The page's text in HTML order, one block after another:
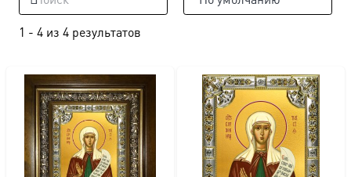
1 - 4 из 4 результатов